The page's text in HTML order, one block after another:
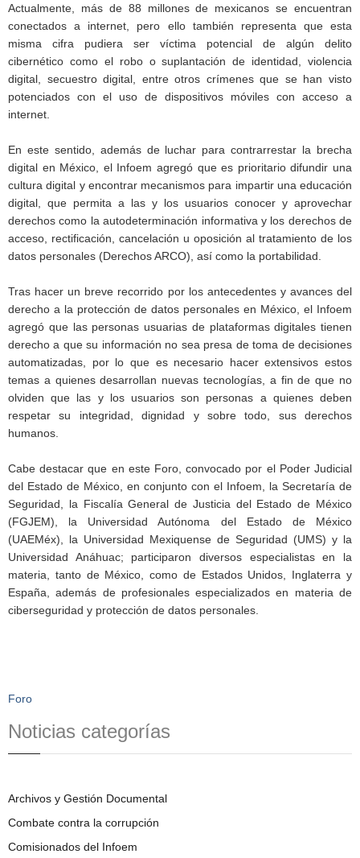
Actualmente, más de 88 millones de mexicanos se encuentran
conectados a internet, pero ello también representa que esta
misma cifra pudiera ser víctima potencial de algún delito
cibernético como el robo o suplantación de identidad, violencia
digital, secuestro digital, entre otros crímenes que se han visto
potenciados con el uso de dispositivos móviles con acceso a
internet.
En este sentido, además de luchar para contrarrestar la brecha
digital en México, el Infoem agregó que es prioritario difundir una
cultura digital y encontrar mecanismos para impartir una educación
digital, que permita a las y los usuarios conocer y aprovechar
derechos como la autodeterminación informativa y los derechos de
acceso, rectificación, cancelación u oposición al tratamiento de los
datos personales (Derechos ARCO), así como la portabilidad.
Tras hacer un breve recorrido por los antecedentes y avances del
derecho a la protección de datos personales en México, el Infoem
agregó que las personas usuarias de plataformas digitales tienen
derecho a que su información no sea presa de toma de decisiones
automatizadas, por lo que es necesario hacer extensivos estos
temas a quienes desarrollan nuevas tecnologías, a fin de que no
olviden que las y los usuarios son personas a quienes deben
respetar su integridad, dignidad y sobre todo, sus derechos
humanos.
Cabe destacar que en este Foro, convocado por el Poder Judicial
del Estado de México, en conjunto con el Infoem, la Secretaría de
Seguridad, la Fiscalía General de Justicia del Estado de México
(FGJEM), la Universidad Autónoma del Estado de México
(UAEMéx), la Universidad Mexiquense de Seguridad (UMS) y la
Universidad Anáhuac; participaron diversos especialistas en la
materia, tanto de México, como de Estados Unidos, Inglaterra y
España, además de profesionales especializados en materia de
ciberseguridad y protección de datos personales.
Foro
Noticias categorías
Archivos y Gestión Documental
Combate contra la corrupción
Comisionados del Infoem